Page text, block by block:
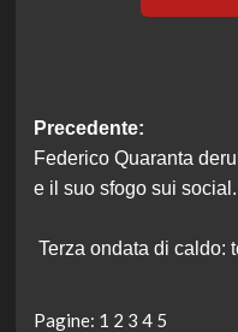
Navigazione
articolo
Precedente:
Federico Quaranta
e il suo sfogo sui social.
Terza ondata di caldo:
Pagine: 1 2 3 4 5